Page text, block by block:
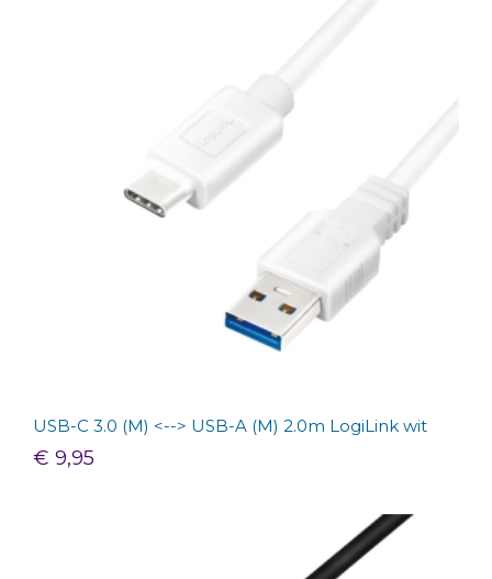
USB-C 3.0 (M) <--> USB-A (M) 2.0m LogiLink wit
€ 9,95